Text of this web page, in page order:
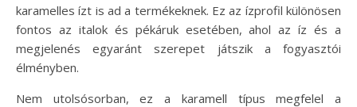
karamelles ízt is ad a termékeknek. Ez az ízprofil különösen
fontos az italok és pékáruk esetében, ahol az íz és a
megjelenés egyaránt szerepet játszik a fogyasztói
élményben.
Nem utolsósorban, ez a karamell típus megfelel a